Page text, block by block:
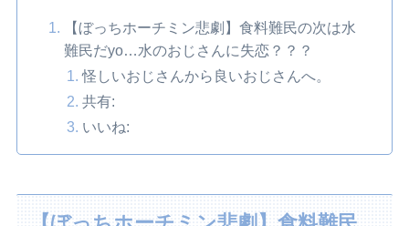
【ぼっちホーチミン悲劇】食料難民の次は水
難民だyo…水のおじさんに失恋？？？
怪しいおじさんから良いおじさんへ。
共有:
いいね: